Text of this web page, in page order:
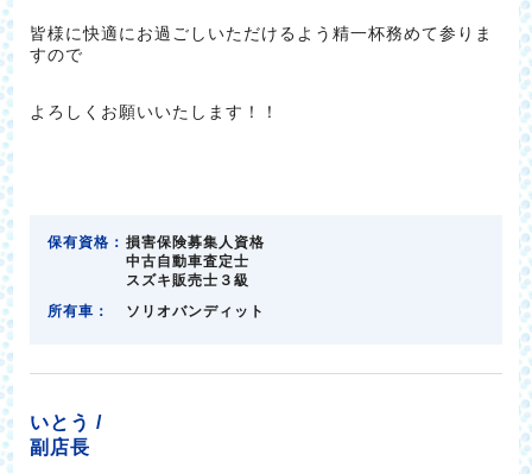
皆様に快適にお過ごしいただけるよう精一杯務めて参りま
すので
よろしくお願いいたします！！
保有資格： 損害保険募集人資格
中古自動車査定士
スズキ販売士３級
所有車：
ソリオバンディット
いとう /
副店長